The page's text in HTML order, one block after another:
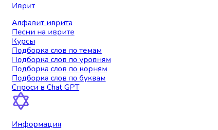
Иврит
Алфавит иврита
Песни на иврите
Курсы
Подборка слов по темам
Подборка слов по уровням
Подборка слов по корням
Подборка слов по буквам
Спроси в Chat GPT
Информация